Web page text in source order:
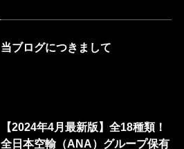
当ブログにつきまして
【2024年4月最新版】全18種類！
全日本空輸（ANA）グループ保有